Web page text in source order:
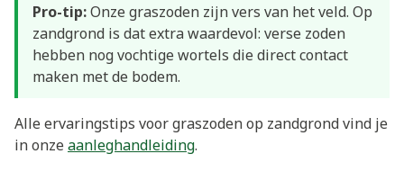
Pro-tip:Onze graszoden zijn vers van het veld. Op
zandgrond is dat extra waardevol: verse zoden
hebben nog vochtige wortels die direct contact
maken met de bodem.
Alle ervaringstips voor graszoden op zandgrond vind je
in onzeaanleghandleiding.